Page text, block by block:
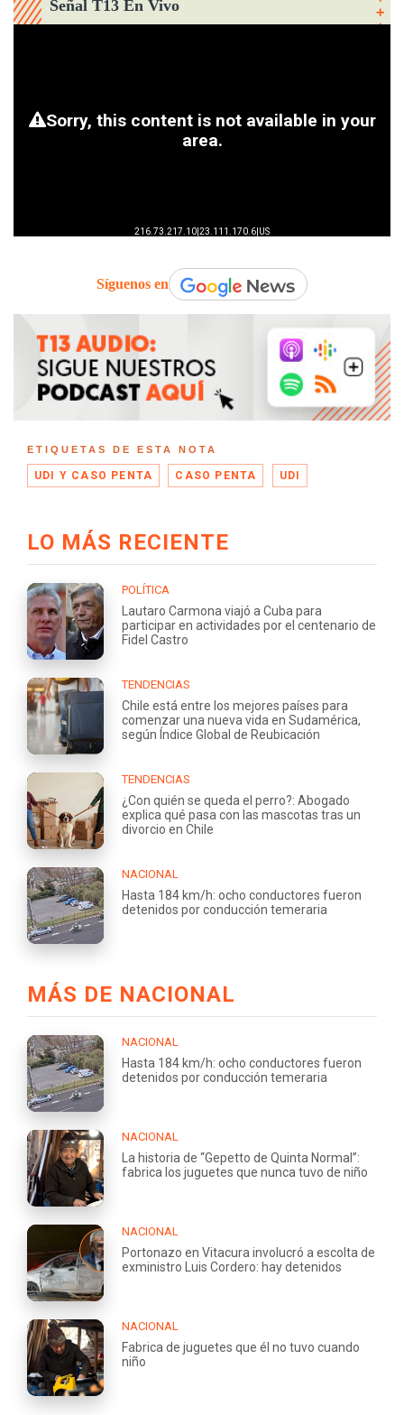
Señal T13 En Vivo
Síguenos en
ETIQUETAS DE ESTA NOTA
UDI Y CASO PENTA CASO PENTA UDI
LO MÁS RECIENTE
POLÍTICA
Lautaro Carmona viajó a Cuba para
participar en actividades por el centenario de
Fidel Castro
TENDENCIAS
Chile está entre los mejores países para
comenzar una nueva vida en Sudamérica,
según Índice Global de Reubicación
TENDENCIAS
¿Con quién se queda el perro?: Abogado
explica qué pasa con las mascotas tras un
divorcio en Chile
NACIONAL
Hasta 184 km/h: ocho conductores fueron
detenidos por conducción temeraria
MÁS DE NACIONAL
NACIONAL
Hasta 184 km/h: ocho conductores fueron
detenidos por conducción temeraria
NACIONAL
La historia de “Gepetto de Quinta Normal”:
fabrica los juguetes que nunca tuvo de niño
NACIONAL
Portonazo en Vitacura involucró a escolta de
exministro Luis Cordero: hay detenidos
NACIONAL
Fabrica de juguetes que él no tuvo cuando
niño